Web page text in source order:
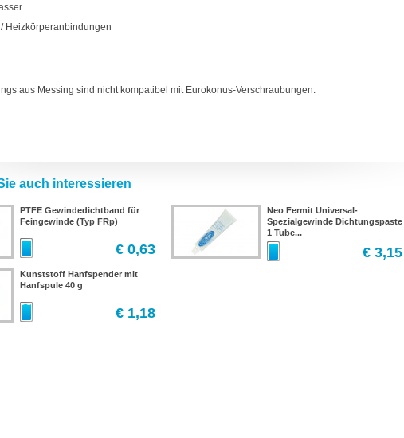
Heizkörperanbindungen
aus Messing sind nicht kompatibel mit Eurokonus-Verschraubungen.
auch interessieren
PTFE Gewindedichtband für
Feingewinde (Typ FRp)
€ 0,63
Neo Fermit Universal-
Spezialgewinde Dichtungspaste
1 Tube...
€ 3,15
Kunststoff Hanfspender mit
Hanfspule 40 g
€ 1,18